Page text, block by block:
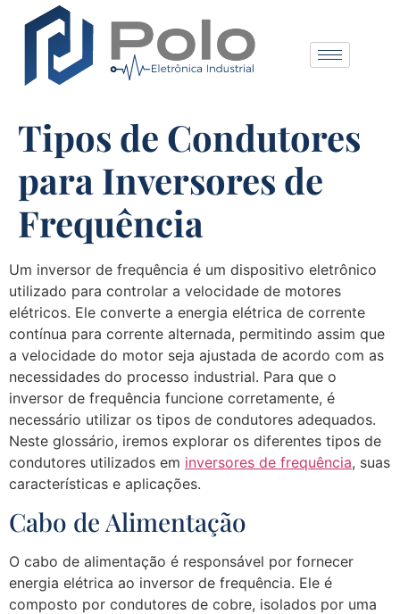
Tipos de Condutores
para Inversores de
Frequência
Um inversor de frequência é um dispositivo eletrônico
utilizado para controlar a velocidade de motores
elétricos. Ele converte a energia elétrica de corrente
contínua para corrente alternada, permitindo assim que
a velocidade do motor seja ajustada de acordo com as
necessidades do processo industrial. Para que o
inversor de frequência funcione corretamente, é
necessário utilizar os tipos de condutores adequados.
Neste glossário, iremos explorar os diferentes tipos de
condutores utilizados em inversores de frequência, suas
características e aplicações.
Cabo de Alimentação
O cabo de alimentação é responsável por fornecer
energia elétrica ao inversor de frequência. Ele é
composto por condutores de cobre, isolados por uma